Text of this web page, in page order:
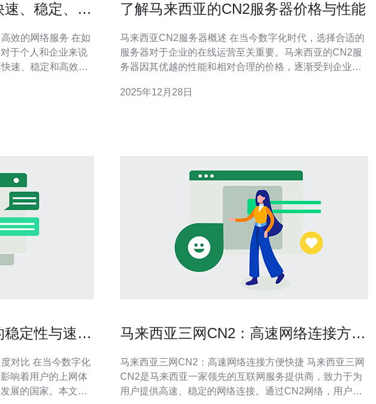
、稳定、高
的网络服务 在如
于个人和企业来说
速、稳定和高效的
术，为用户提
了解马来西亚的CN2服务器价格与性能
马来西亚CN2服务器概述 在当今数字化时代，选择合适的
服务器对于企业的在线运营至关重要。马来西亚的CN2服
务器因其优越的性能和相对合理的价格，逐渐受到企业的
与性能，帮助您做出明智的选择。 以下是本文的三大精
2025年12月28日
定性与速度
数字化
响着用户的上网体
展的国家。本文将
马来西亚三网CN2：高速网络连接方便
马来西亚三网CN2：高速网络连接方便快捷 马来西亚三网
CN2是马来西亚一家领先的互联网服务提供商，致力于为
用户提供高速、稳定的网络连接。通过CN2网络，用户可